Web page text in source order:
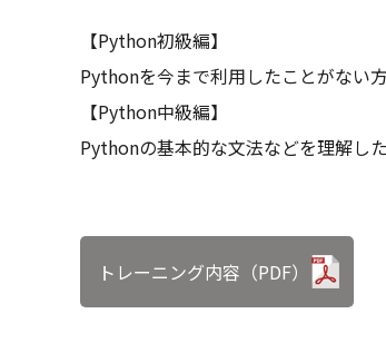
【Python初級編】
Pythonを今まで利用したことがない
【Python中級編】
Pythonの基本的な文法などを理解し
トレーニング内容（PDF）